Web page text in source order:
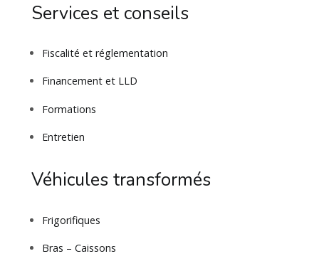
Services et conseils
Fiscalité et réglementation
Financement et LLD
Formations
Entretien
Véhicules transformés
Frigorifiques
Bras – Caissons